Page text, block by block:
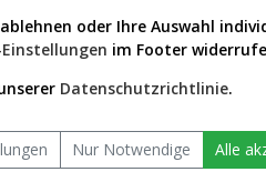
oder Ihre Auswahl
im Footer
Datenschutzrichtlinie.
Nur Notwendige Alle